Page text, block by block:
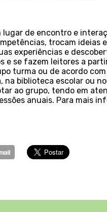
lugar de encontro e
trocam ideias
experiências e
e se fazem leitores a
turma ou de acordo
na biblioteca escolar ou
ao grupo, tendo em
anuais. Para mais